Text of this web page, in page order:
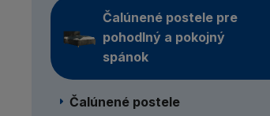
Čalúnené postele pre
pohodlný a pokojný
spánok
Čalúnené postele